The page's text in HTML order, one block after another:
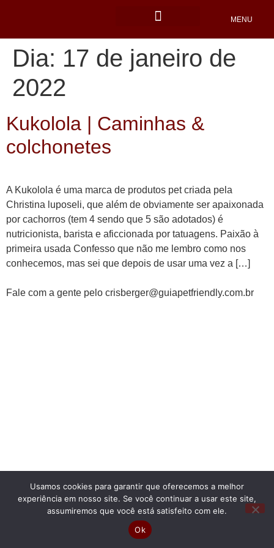
MENU
Dia: 17 de janeiro de
2022
Kukolola | Caminhas &
colchonetes
A Kukolola é uma marca de produtos pet criada pela
Christina luposeli, que além de obviamente ser apaixonada
por cachorros (tem 4 sendo que 5 são adotados) é
nutricionista, barista e aficcionada por tatuagens. Paixão à
primeira usada Confesso que não me lembro como nos
conhecemos, mas sei que depois de usar uma vez a […]
Fale com a gente pelo crisberger@guiapetfriendly.com.br
Usamos cookies para garantir que oferecemos a melhor
experiência em nosso site. Se você continuar a usar este site,
assumiremos que você está satisfeito com ele.
Ok